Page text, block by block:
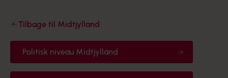
Tilbage til Midtjylland
Politisk niveau Midtjylland